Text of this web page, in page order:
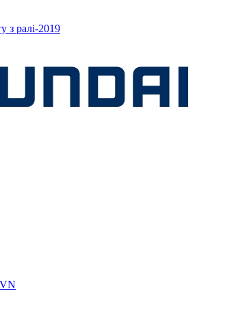
з ралі-2019